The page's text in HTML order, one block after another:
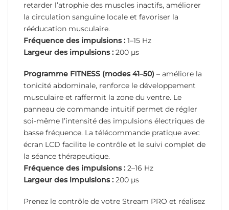
retarder l’atrophie des muscles inactifs, améliorer
la circulation sanguine locale et favoriser la
rééducation musculaire.
Fréquence des impulsions : 1–15 Hz
Largeur des impulsions : 200 µs
Programme FITNESS (modes 41–50) – améliore la
tonicité abdominale, renforce le développement
musculaire et raffermit la zone du ventre. Le
panneau de commande intuitif permet de régler
soi-même l’intensité des impulsions électriques de
basse fréquence. La télécommande pratique avec
écran LCD facilite le contrôle et le suivi complet de
la séance thérapeutique.
Fréquence des impulsions : 2–16 Hz
Largeur des impulsions : 200 µs
Prenez le contrôle de votre Stream PRO et réalisez